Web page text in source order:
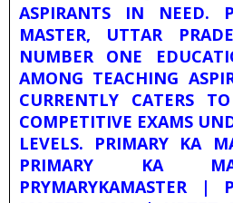
ASPIRANTS IN NEED.
MASTER, UTTAR
NUMBER ONE
AMONG TEACHING
CURRENTLY CATERS
COMPETITIVE EXAMS
LEVELS. PRIMARY KA
PRIMARY KA
PRYMARYKAMASTER |